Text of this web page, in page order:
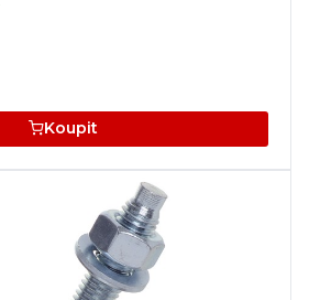
Koupit